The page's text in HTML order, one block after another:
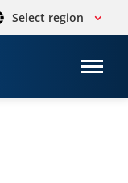
Select region